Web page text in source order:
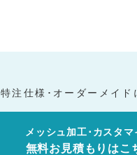
メッシュ加工･カスタマ
無料お見積もりはこ
特注仕様･オーダーメイド